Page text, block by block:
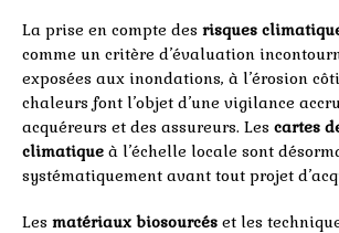
La prise en compte des risques
comme un critère d’évaluation
exposées aux inondations, à l’érosion
chaleurs font l’objet d’une vigilance
acquéreurs et des assureurs. Les cartes
climatique à l’échelle locale sont
systématiquement avant tout projet
Les matériaux biosourcés et les